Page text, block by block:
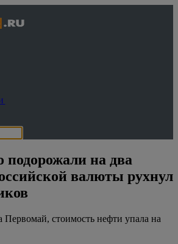
подорожали на два
валюты рухнул
Первомай, стоимость нефти упала на